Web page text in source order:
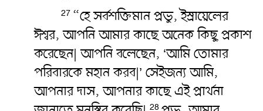
27 “হে সর্বশক্তিমান প্রভু, ইস্রায়েলের
ঈশ্বর, আপনি আমার কাছে অনেক কিছু প্রকাশ
করেছেন| আপনি বলেছেন, ‘আমি তোমার
পরিবারকে মহান করব|’ সেইজন্য আমি,
আপনার দাস, আপনার কাছে এই প্রার্থনা
28